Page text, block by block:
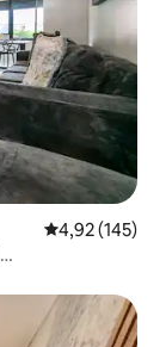
4,92 (145)